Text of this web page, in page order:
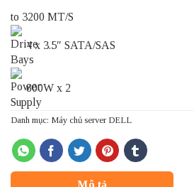
to 3200 MT/S
4 x 3.5″ SATA/SAS
800W x 2
Danh mục: Máy chủ server DELL
Mô tả